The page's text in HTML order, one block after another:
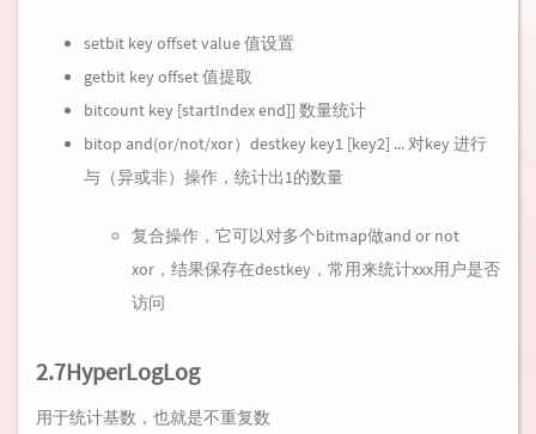
setbit key offset value 值设置
getbit key offset 值提取
bitcount key [startIndex end]] 数量统计
bitop and(or/not/xor）destkey key1 [key2] ... 对key 进行
与（异或非）操作，统计出1的数量
复合操作，它可以对多个bitmap做and or not
xor，结果保存在destkey，常用来统计xxx用户是否
访问
2.7HyperLogLog
用于统计基数，也就是不重复数